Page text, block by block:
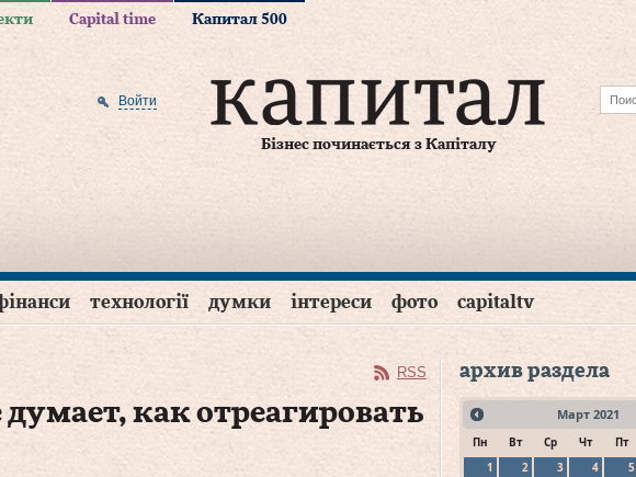
Capital time Капитал 500
Бізнес починається з Капіталу
Войти
технології думки інтереси фото capitaltv
RSS
как отреагировать
архив раздела
Март 2021
Пн Вт Ср Чт Пт
1
2 3 4 5